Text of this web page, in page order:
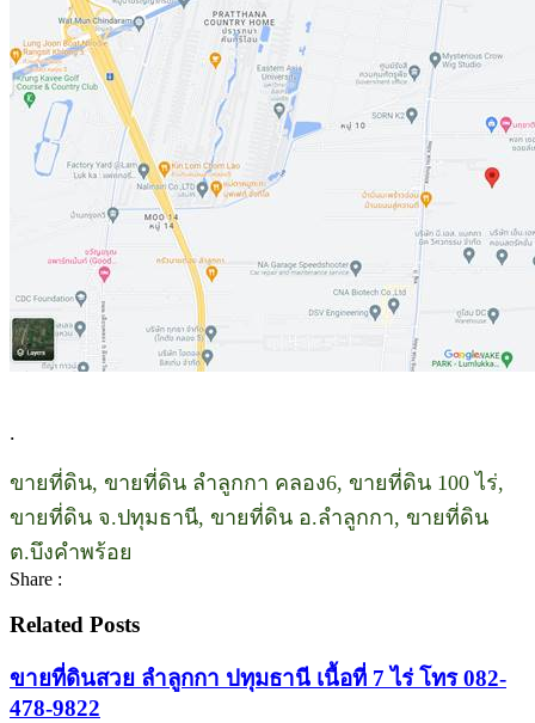
.
ขายที่ดิน, ขายที่ดิน ลำลูกกา คลอง6, ขายที่ดิน 100 ไร่,
ขายที่ดิน จ.ปทุมธานี, ขายที่ดิน อ.ลำลูกกา, ขายที่ดิน
ต.บึงคำพร้อย
Share :
Related Posts
ขายที่ดินสวย ลำลูกกา ปทุมธานี เนื้อที่ 7 ไร่ โทร 082-
478-9822